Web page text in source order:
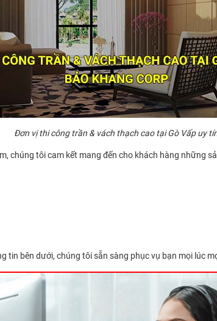
Đơn vị thi công trần & vách thạch cao tại Gò Vấp uy
chúng tôi cam kết mang đến cho khách hàng những
tin bên dưới, chúng tôi sẵn sàng phục vụ bạn mọi lúc